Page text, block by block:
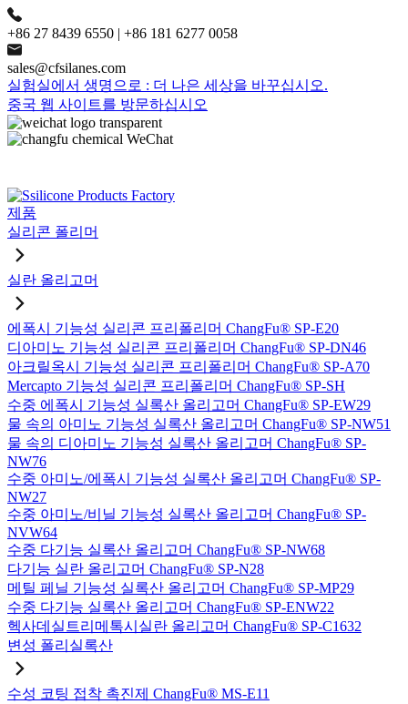
+86 27 8439 6550 | +86 181 6277 0058
sales@cfsilanes.com
실험실에서 생명으로 : 더 나은 세상을 바꾸십시오.
중국 웹 사이트를 방문하십시오
제품
실리콘 폴리머
실란 올리고머
에폭시 기능성 실리콘 프리폴리머 ChangFu® SP-E20
디아미노 기능성 실리콘 프리폴리머 ChangFu® SP-DN46
아크릴옥시 기능성 실리콘 프리폴리머 ChangFu® SP-A70
Mercapto 기능성 실리콘 프리폴리머 ChangFu® SP-SH
수중 에폭시 기능성 실록산 올리고머 ChangFu® SP-EW29
물 속의 아미노 기능성 실록산 올리고머 ChangFu® SP-NW51
물 속의 디아미노 기능성 실록산 올리고머 ChangFu® SP-
NW76
수중 아미노/에폭시 기능성 실록산 올리고머 ChangFu® SP-
NW27
수중 아미노/비닐 기능성 실록산 올리고머 ChangFu® SP-
NVW64
수중 다기능 실록산 올리고머 ChangFu® SP-NW68
다기능 실란 올리고머 ChangFu® SP-N28
메틸 페닐 기능성 실록산 올리고머 ChangFu® SP-MP29
수중 다기능 실록산 올리고머 ChangFu® SP-ENW22
헥사데실트리메톡시실란 올리고머 ChangFu® SP-C1632
변성 폴리실록산
수성 코팅 접착 촉진제 ChangFu® MS-E11